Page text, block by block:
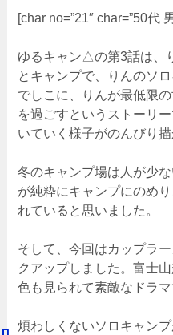
[char no=”21″ char=”50代
ゆるキャン△の第3話は、
とキャンプで、りんのソ
でしこに、りんが最低限
を過ごすというストーリ
いていく様子がのんびり描
冬のキャンプ場は人が少
が純粋にキャンプにのめ
れていると思いました。
そして、今回はカップラ
クアップしました。富士
色も見られて素敵なドラマ
煩わしくないソロキャン